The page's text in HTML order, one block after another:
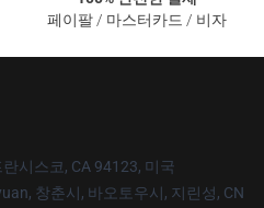
페이팔 / 마스터카드 / 비자
시스코, CA 94123, 미국
창춘시, 바오토우시, 지린성, CN